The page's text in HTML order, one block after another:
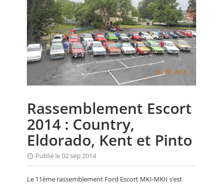
MONTAGNE
EVÈNEMENTS
CALENDRIER
ANNUAIRES
PETITES ANNONCES
Rassemblement Escort
2014 : Country,
Eldorado, Kent et Pinto
Publié le 02 sep 2014
Le 11ème rassemblement Ford Escort MKI-MKII s’est